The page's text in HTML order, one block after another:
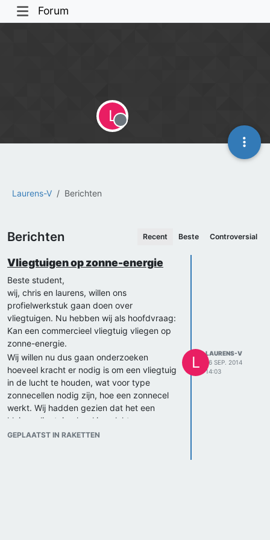
Forum
Laurens-V Berichten
L
Offline
Berichten Recent Beste Controversial
Vliegtuigen op zonne-energie
Beste student,
wij, chris en laurens, willen ons
profielwerkstuk gaan doen over
vliegtuigen. Nu hebben wij als hoofdvraag:
Kan een commercieel vliegtuig vliegen op
zonne-energie.
Wij willen nu dus gaan onderzoeken
hoeveel kracht er nodig is om een vliegtuig
in de lucht te houden, wat voor type
zonnecellen nodig zijn, hoe een zonnecel
werkt. Wij hadden gezien dat het een
kleiner vliegtuig al wel is gelukt op zonne-
energie te vliegen.
GEPLAATST IN RAKETTEN
L
LAURENS-V
16 SEP. 2014
14:03